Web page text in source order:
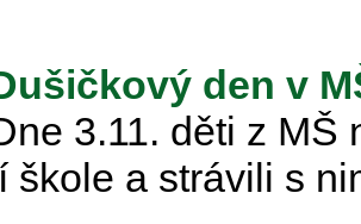
den v
3.11. děti z MŠ
škole a strávili s